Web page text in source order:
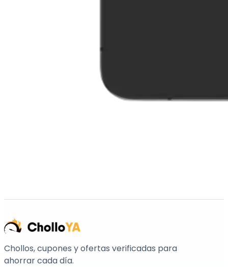
Chollos, cupones y ofertas verificadas para
ahorrar cada día.